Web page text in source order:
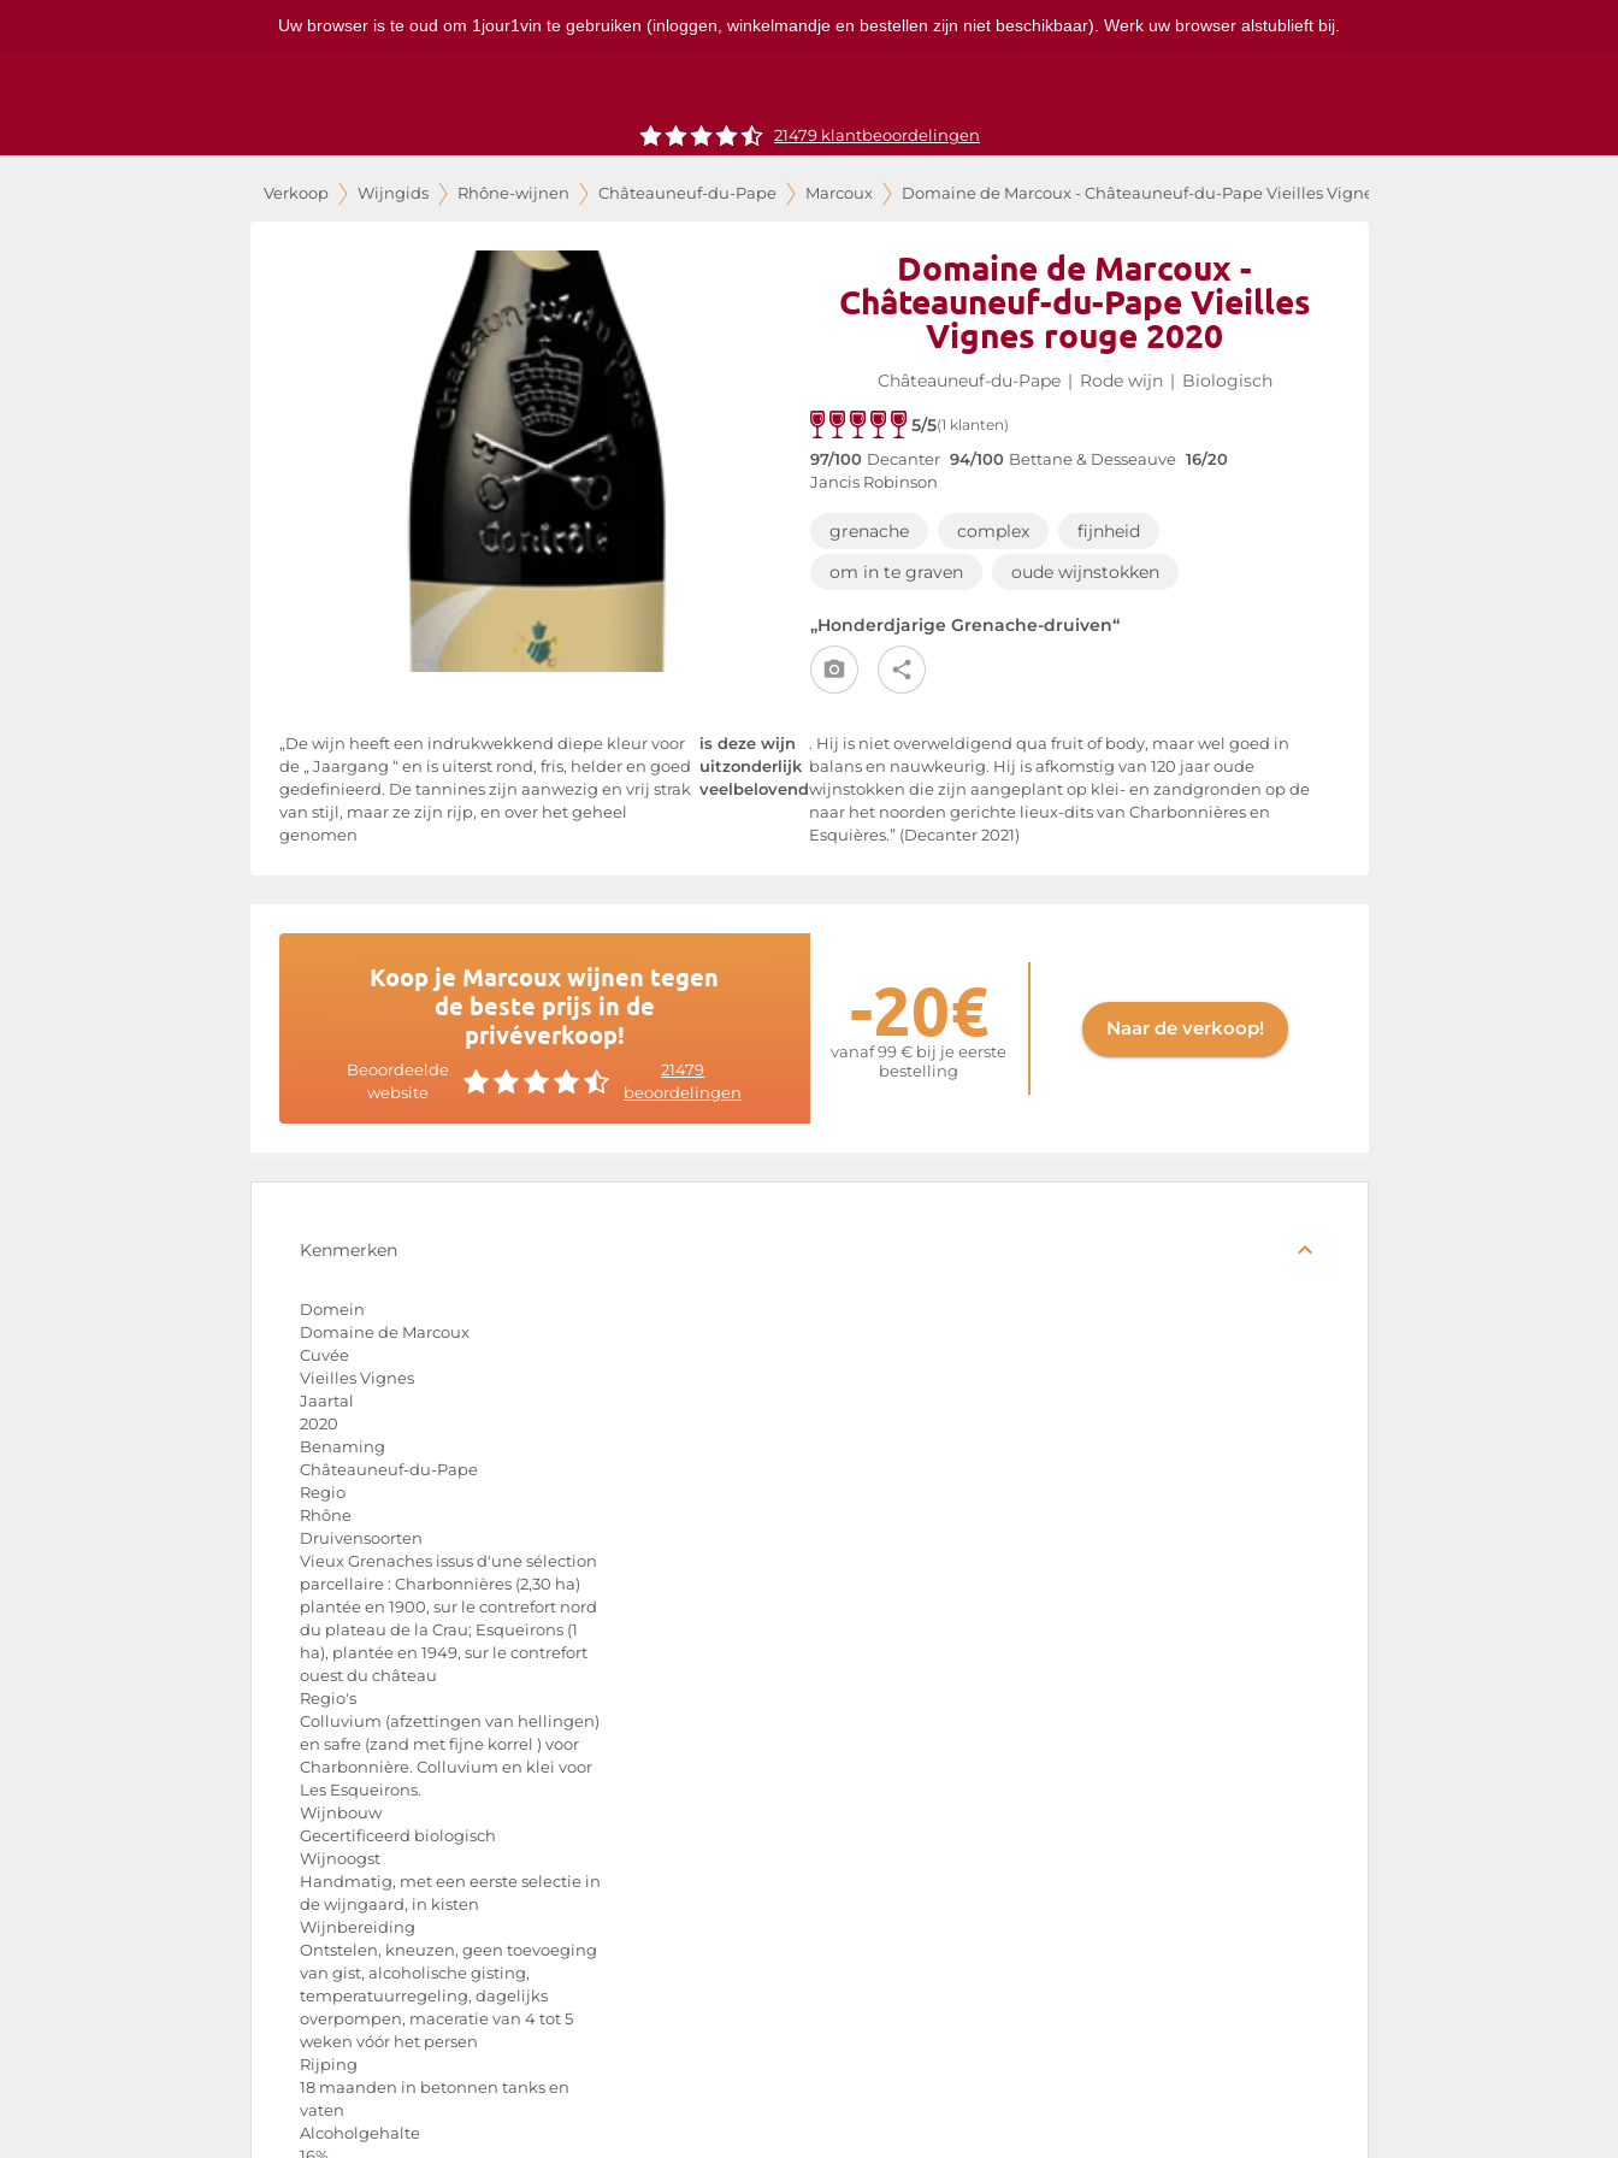
Uw browser is te oud om 1jour1vin te gebruiken (inloggen, winkelmandje en bestellen zijn niet beschikbaar). Werk uw browser alstublieft bij.
21479 klantbeoordelingen
Verkoop Wijngids Rhône-wijnen Châteauneuf-du-Pape Marcoux Domaine de Marcoux - Châteauneuf-du-Pape Vieilles Vignes rouge 2020
Domaine de Marcoux -
Châteauneuf-du-Pape Vieilles
Vignes rouge 2020
Châteauneuf-du-Pape | Rode wijn | Biologisch
5/5(1 klanten)
97/100 Decanter 94/100 Bettane & Desseauve 16/20
Jancis Robinson
grenache complex
fijnheid
om in te graven
oude wijnstokken
„Honderdjarige Grenache-druiven“
„De wijn heeft een indrukwekkend diepe kleur voor
de „ Jaargang “ en is uiterst rond, fris, helder en goed
gedefinieerd. De tannines zijn aanwezig en vrij strak
van stijl, maar ze zijn rijp, en over het geheel
genomen
is deze wijn
uitzonderlijk
veelbelovend
. Hij is niet overweldigend qua fruit of body, maar wel goed in
balans en nauwkeurig. Hij is afkomstig van 120 jaar oude
wijnstokken die zijn aangeplant op klei- en zandgronden op de
naar het noorden gerichte lieux-dits van Charbonnières en
Esquières.” (Decanter 2021)
Koop je Marcoux wijnen tegen
de beste prijs in de
privéverkoop!
Beoordeelde
website
21479
beoordelingen
-20€
vanaf 99 € bij je eerste
bestelling
Naar de verkoop!
Kenmerken
Domein
Domaine de Marcoux
Cuvée
Vieilles Vignes
Jaartal
2020
Benaming
Châteauneuf-du-Pape
Regio
Rhône
Druivensoorten
Vieux Grenaches issus d'une sélection
parcellaire : Charbonnières (2,30 ha)
plantée en 1900, sur le contrefort nord
du plateau de la Crau; Esqueirons (1
ha), plantée en 1949, sur le contrefort
ouest du château
Regio's
Colluvium (afzettingen van hellingen)
en safre (zand met fijne korrel ) voor
Charbonnière. Colluvium en klei voor
Les Esqueirons.
Wijnbouw
Gecertificeerd biologisch
Wijnoogst
Handmatig, met een eerste selectie in
de wijngaard, in kisten
Wijnbereiding
Ontstelen, kneuzen, geen toevoeging
van gist, alcoholische gisting,
temperatuurregeling, dagelijks
overpompen, maceratie van 4 tot 5
weken vóór het persen
Rijping
18 maanden in betonnen tanks en
vaten
Alcoholgehalte